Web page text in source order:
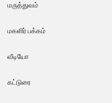
மருத்துவம்
மகளிர் பக்கம்
வீடியோ
கட்டுரை